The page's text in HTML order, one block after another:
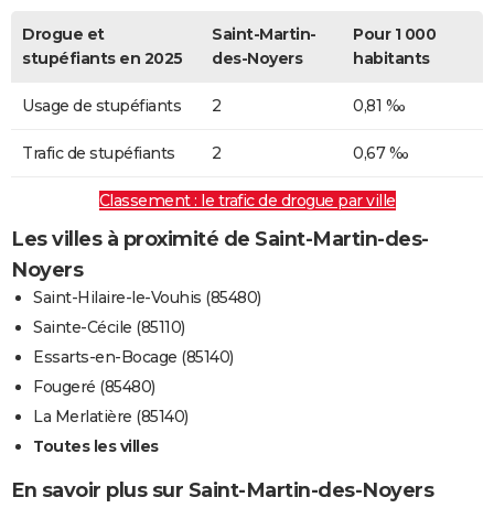
Drogue et
stupéfiants en 2025
Saint-Martin-
des-Noyers
Pour 1 000
habitants
Usage de stupéfiants 2 0,81 ‰
Trafic de stupéfiants 2 0,67 ‰
Classement : le trafic de drogue par ville
Les villes à proximité de Saint-Martin-des-
Noyers
Saint-Hilaire-le-Vouhis (85480)
Sainte-Cécile (85110)
Essarts-en-Bocage (85140)
Fougeré (85480)
La Merlatière (85140)
Toutes les villes
En savoir plus sur Saint-Martin-des-Noyers